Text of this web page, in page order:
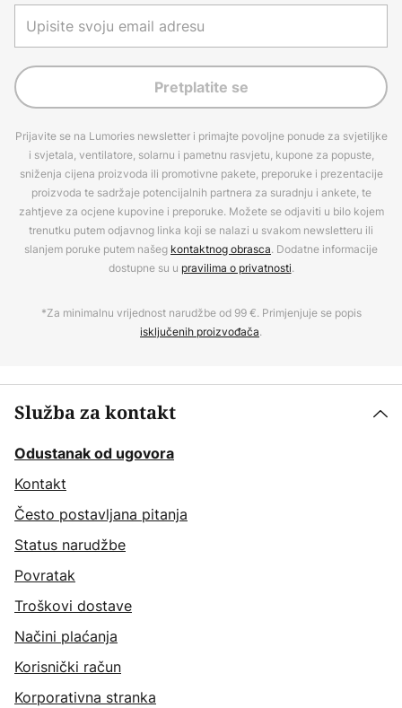
Pretplatite se
Prijavite se na Lumories newsletter i primajte povoljne ponude za svjetiljke
i svjetala, ventilatore, solarnu i pametnu rasvjetu, kupone za popuste,
sniženja cijena proizvoda ili promotivne pakete, preporuke i prezentacije
proizvoda te sadržaje potencijalnih partnera za suradnju i ankete, te
zahtjeve za ocjene kupovine i preporuke. Možete se odjaviti u bilo kojem
trenutku putem odjavnog linka koji se nalazi u svakom newsletteru ili
slanjem poruke putem našeg kontaktnog obrasca. Dodatne informacije
dostupne su u pravilima o privatnosti.
*Za minimalnu vrijednost narudžbe od 99 €. Primjenjuje se popis
isključenih proizvođača.
Služba za kontakt
Odustanak od ugovora
Kontakt
Često postavljana pitanja
Status narudžbe
Povratak
Troškovi dostave
Načini plaćanja
Korisnički račun
Korporativna stranka